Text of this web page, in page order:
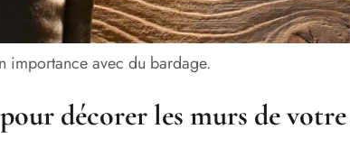
importance avec du bardage.
décorer les murs de